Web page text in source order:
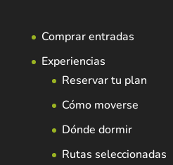
Comprar entradas
Experiencias
Reservar tu plan
Cómo moverse
Dónde dormir
Rutas seleccionadas